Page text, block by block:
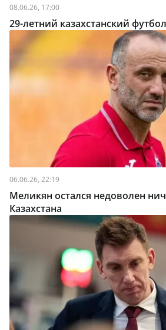
08.06.26, 17:00
29-летний казахстанский
06.06.26, 22:19
Меликян остался недоволен
Казахстана